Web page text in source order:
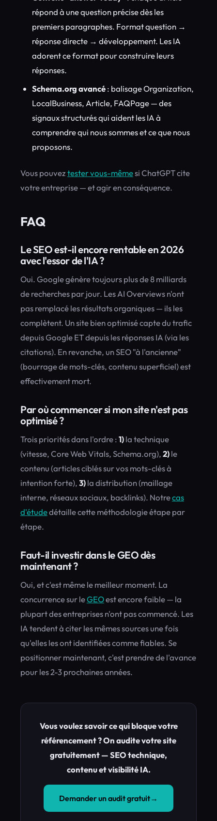
répond à une question précise dès les
premiers paragraphes. Format question →
réponse directe → développement. Les IA
adorent ce format pour construire leurs
réponses.
Schema.org avancé: balisage Organization,
LocalBusiness, Article, FAQPage — des
signaux structurés qui aident les IA à
comprendre qui nous sommes et ce que nous
proposons.
Vous pouveztester vous-mêmesi ChatGPT cite
votre entreprise — et agir en conséquence.
FAQ
Le SEO est-il encore rentable en 2026
avec l'essor de l'IA ?
Oui. Google génère toujours plus de 8 milliards
de recherches par jour. Les AI Overviews n'ont
pas remplacé les résultats organiques — ils les
complètent. Un site bien optimisé capte du trafic
depuis Google ET depuis les réponses IA (via les
citations). En revanche, un SEO "à l'ancienne"
(bourrage de mots-clés, contenu superficiel) est
effectivement mort.
Par où commencer si mon site n'est pas
optimisé ?
Trois priorités dans l'ordre :1)la technique
(vitesse, Core Web Vitals, Schema.org),2)le
contenu (articles ciblés sur vos mots-clés à
intention forte),3)la distribution (maillage
interne, réseaux sociaux, backlinks). Notrecas
d'étudedétaille cette méthodologie étape par
étape.
Faut-il investir dans le GEO dès
maintenant ?
Oui, et c'est même le meilleur moment. La
concurrence sur leGEOest encore faible — la
plupart des entreprises n'ont pas commencé. Les
IA tendent à citer les mêmes sources une fois
qu'elles les ont identifiées comme fiables. Se
positionner maintenant, c'est prendre de l'avance
pour les 2-3 prochaines années.
Vous voulez savoir ce qui bloque votre
référencement ? On audite votre site
gratuitement — SEO technique,
contenu et visibilité IA.
Demander un audit gratuit→